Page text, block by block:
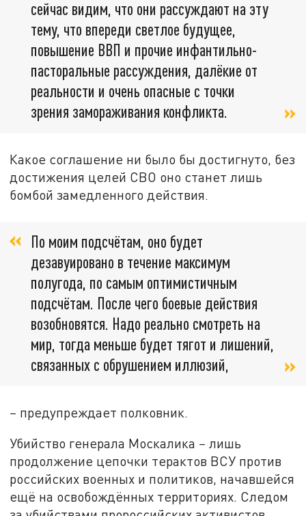
сейчас видим, что они рассуждают на эту
тему, что впереди светлое будущее,
повышение ВВП и прочие инфантильно-
пасторальные рассуждения, далёкие от
реальности и очень опасные с точки
зрения замораживания конфликта.
Какое соглашение ни было бы достигнуто, без
достижения целей СВО оно станет лишь
бомбой замедленного действия.
По моим подсчётам, оно будет
дезавуировано в течение максимум
полугода, по самым оптимистичным
подсчётам. После чего боевые действия
возобновятся. Надо реально смотреть на
мир, тогда меньше будет тягот и лишений,
связанных с обрушением иллюзий,
– предупреждает полковник.
Убийство генерала Москалика – лишь
продолжение цепочки терактов ВСУ против
российских военных и политиков, начавшейся
ещё на освобождённых территориях. Следом